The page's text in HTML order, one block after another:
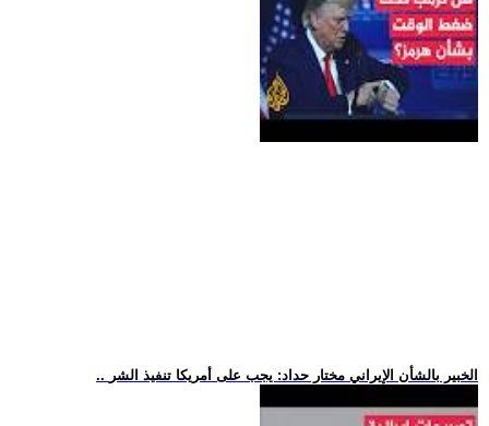
.. الخبير بالشأن الإيراني مختار حداد: يجب على أمريكا تنفيذ الشر